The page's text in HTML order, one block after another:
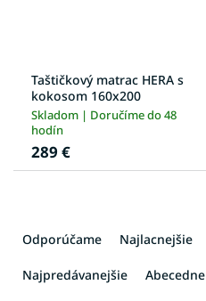
Taštičkový matrac HERA s
kokosom 160x200
Skladom | Doručíme do 48
hodín
289 €
aOdporúčame Najlacnejšie
Najpredávanejšie Abecedne